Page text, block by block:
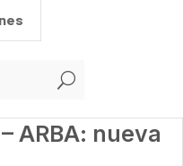
U
ARBA: nueva